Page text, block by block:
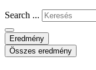
Search ...
Eredmény
Összes eredmény